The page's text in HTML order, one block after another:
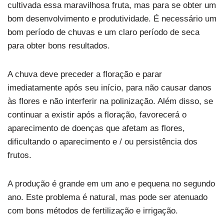
cultivada essa maravilhosa fruta, mas para se obter um
bom desenvolvimento e produtividade. É necessário um
bom período de chuvas e um claro período de seca
para obter bons resultados.
A chuva deve preceder a floração e parar
imediatamente após seu início, para não causar danos
às flores e não interferir na polinização. Além disso, se
continuar a existir após a floração, favorecerá o
aparecimento de doenças que afetam as flores,
dificultando o aparecimento e / ou persistência dos
frutos.
A produção é grande em um ano e pequena no segundo
ano. Este problema é natural, mas pode ser atenuado
com bons métodos de fertilização e irrigação.